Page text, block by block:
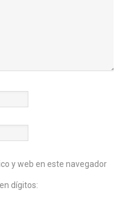
y web en este navegador
dígitos: